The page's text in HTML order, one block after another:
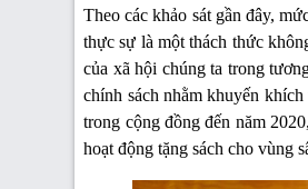
Theo các khảo sát gần đây,
thực sự là một thách thức
của xã hội chúng ta trong
chính sách nhằm khuyến
trong cộng đồng đến năm
hoạt động tặng sách cho vùng